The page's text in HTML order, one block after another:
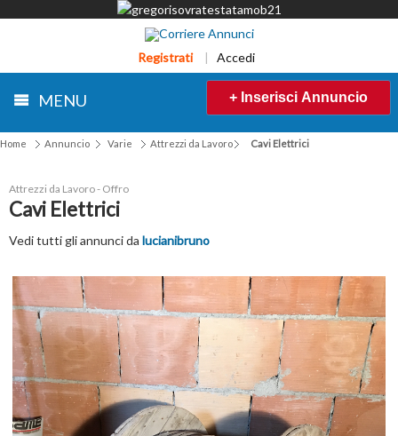
Registrati | Accedi
MENU + Inserisci Annuncio
Home Annuncio Varie Attrezzi da Lavoro Cavi Elettrici
Attrezzi da Lavoro - Offro
Cavi Elettrici
Vedi tutti gli annunci da lucianibruno